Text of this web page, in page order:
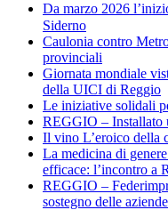
Da marzo 2026
Siderno
Caulonia contro
provinciali
Giornata mondiale
della UICI di Reggio
Le iniziative solidali
REGGIO – Installato
Il vino L’eroico della
La medicina di
efficace: l’incontro a
REGGIO –
sostegno delle